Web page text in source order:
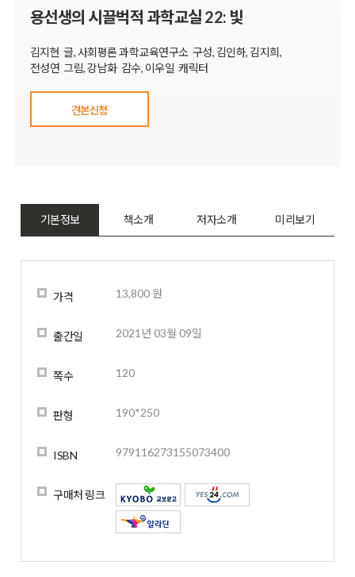
용선생의 시끌벅적 과학교실 22: 빛
김지현 글, 사회평론 과학교육연구소 구성, 김인하, 김지희,
전성연 그림, 강남화 감수, 이우일 캐릭터
견본신청
기본정보 책소개 저자소개 미리보기
가격 13,800 원
출간일 2021년 03월 09일
쪽수 120
판형 190*250
ISBN 979116273155073400
구매처 링크